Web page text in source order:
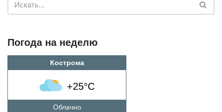
Погода на неделю
Кострома
+25°C
Облачно